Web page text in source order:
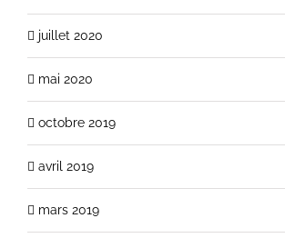
juillet 2020
mai 2020
octobre 2019
avril 2019
mars 2019